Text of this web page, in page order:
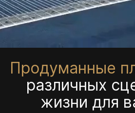
Продуманные
различных
жизни для